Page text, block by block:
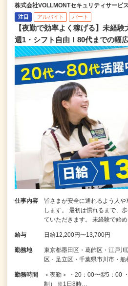
株式会社VOLLMONTセキュリティサービ
注目 アルバイト パート
【夜勤で効率よく稼げる】未経験
週1・シフト自由！80代までの幅
仕事内容
皆さまが安全に通れるよう人
します。 最初は慣れるまで、
ていただきます。 未経験で始
給与 日給12,200円〜13,700円
勤務地
東京都墨田区・葛飾区・江戸川
区・足立区・千葉県市川市・船
勤務時間
＜夜勤＞ ・20：00〜翌5：00
制） ※1日8時…